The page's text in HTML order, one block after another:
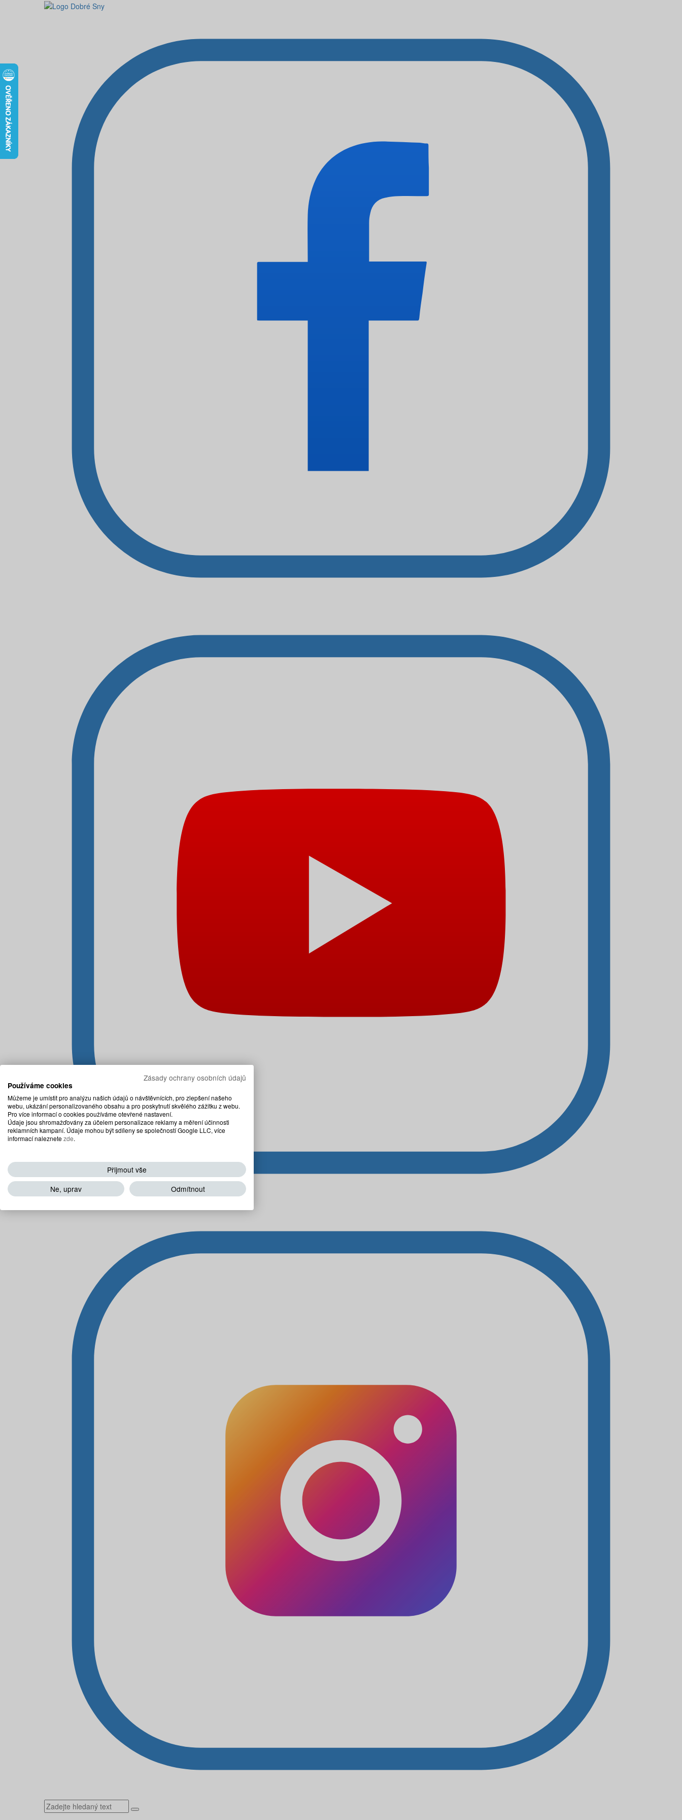
Zásady ochrany osobních údajů
Používáme cookies
Můžeme je umístit pro analýzu našich údajů o návštěvnících, pro zlepšení našeho
webu, ukázání personalizovaného obsahu a pro poskytnutí skvělého zážitku z webu.
Pro více informací o cookies používáme otevřené nastavení.
Údaje jsou shromažďovány za účelem personalizace reklamy a měření účinnosti
reklamních kampaní. Údaje mohou být sdíleny se společností Google LLC, více
informací naleznetezde.
Přijmout vše
Ne, uprav
Odmítnout